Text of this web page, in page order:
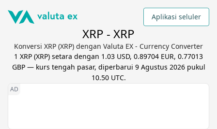
Aplikasi seluler
XRP - XRP
Konversi XRP (XRP) dengan Valuta EX - Currency Converter
1 XRP (XRP) setara dengan 1.03 USD, 0.89704 EUR, 0.77013
GBP— kurs tengah pasar, diperbarui 9 Agustus 2026 pukul
10.50 UTC.